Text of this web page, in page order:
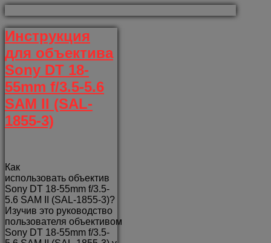
Инструкция
для объектива
Sony DT 18-
55mm f/3.5-5.6
SAM II (SAL-
1855-3)
Как
использовать объектив
Sony DT 18-55mm f/3.5-
5.6 SAM II (SAL-1855-3)?
Изучив это руководство
пользователя объективом
Sony DT 18-55mm f/3.5-